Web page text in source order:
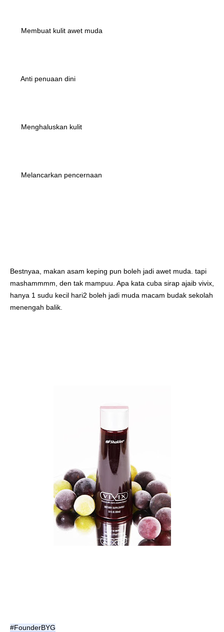
Membuat kulit awet muda
Anti penuaan dini
Menghaluskan kulit
Melancarkan pencernaan
Bestnyaa, makan asam keping pun boleh jadi awet muda. tapi
mashammmm, den tak mampuu. Apa kata cuba sirap ajaib vivix,
hanya 1 sudu kecil hari2 boleh jadi muda macam budak sekolah
menengah balik.
#FounderBYG